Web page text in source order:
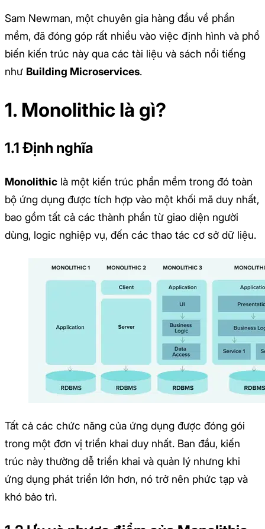
Sam Newman, một chuyên gia hàng đầu về phần
mềm, đã đóng góp rất nhiều vào việc định hình và phổ
biến kiến trúc này qua các tài liệu và sách nổi tiếng
như Building Microservices.
1. Monolithic là gì?
1.1 Định nghĩa
Monolithic là một kiến trúc phần mềm trong đó toàn
bộ ứng dụng được tích hợp vào một khối mã duy nhất,
bao gồm tất cả các thành phần từ giao diện người
dùng, logic nghiệp vụ, đến các thao tác cơ sở dữ liệu.
Tất cả các chức năng của ứng dụng được đóng gói
trong một đơn vị triển khai duy nhất. Ban đầu, kiến
trúc này thường dễ triển khai và quản lý nhưng khi
ứng dụng phát triển lớn hơn, nó trở nên phức tạp và
khó bảo trì.